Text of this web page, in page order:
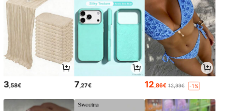
3,58€ 7,27€ 12,86€ 12,99€ -1%